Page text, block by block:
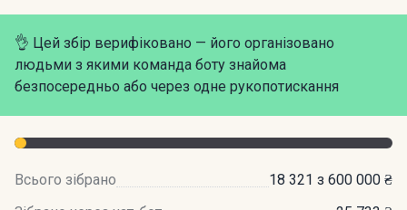
👌 Цей збір верифіковано — його організовано
людьми з якими команда боту знайома
безпосередньо або через одне рукопотискання
Всього зібрано
18 321 з 600 000 ₴